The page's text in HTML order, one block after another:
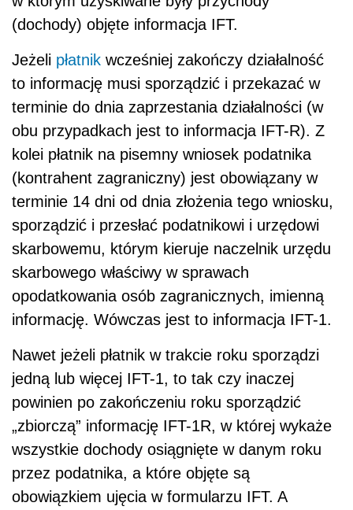
(dochody) objęte informacja IFT.
Jeżeli płatnik wcześniej zakończy działalność
to informację musi sporządzić i przekazać w
terminie do dnia zaprzestania działalności (w
obu przypadkach jest to informacja IFT-R). Z
kolei płatnik na pisemny wniosek podatnika
(kontrahent zagraniczny) jest obowiązany w
terminie 14 dni od dnia złożenia tego wniosku,
sporządzić i przesłać podatnikowi i urzędowi
skarbowemu, którym kieruje naczelnik urzędu
skarbowego właściwy w sprawach
opodatkowania osób zagranicznych, imienną
informację. Wówczas jest to informacja IFT-1.
Nawet jeżeli płatnik w trakcie roku sporządzi
jedną lub więcej IFT-1, to tak czy inaczej
powinien po zakończeniu roku sporządzić
„zbiorczą” informację IFT-1R, w której wykaże
wszystkie dochody osiągnięte w danym roku
przez podatnika, a które objęte są
obowiązkiem ujęcia w formularzu IFT. A